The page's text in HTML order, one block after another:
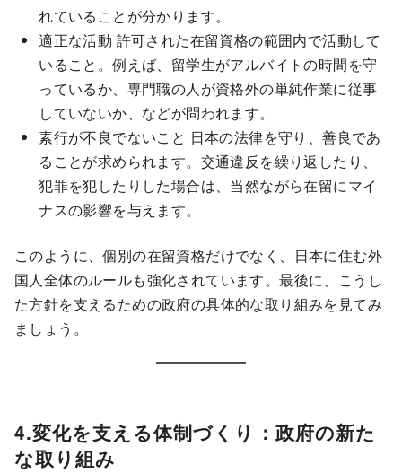
れていることが分かります。
適正な活動 許可された在留資格の範囲内で活動して
いること。例えば、留学生がアルバイトの時間を守
っているか、専門職の人が資格外の単純作業に従事
していないか、などが問われます。
素行が不良でないこと 日本の法律を守り、善良であ
ることが求められます。交通違反を繰り返したり、
犯罪を犯したりした場合は、当然ながら在留にマイ
ナスの影響を与えます。
このように、個別の在留資格だけでなく、日本に住む外
国人全体のルールも強化されています。最後に、こうし
た方針を支えるための政府の具体的な取り組みを見てみ
ましょう。
4.変化を支える体制づくり：政府の新た
な取り組み